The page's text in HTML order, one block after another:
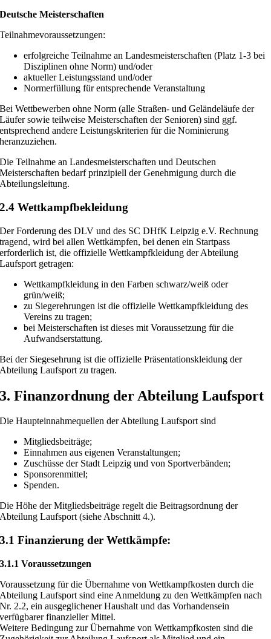
Deutsche Meisterschaften
Teilnahmevoraussetzungen:
erfolgreiche Teilnahme an Landesmeisterschaften (Platz 1-3 bei
Disziplinen ohne Norm) und/oder
aktueller Leistungsstand und/oder
Normerfüllung für entsprechende Veranstaltung
Bei Wettbewerben ohne Norm (alle Straßen- und Geländeläufe der
Läufer sowie teilweise Meisterschaften der Senioren) sind ggf.
entsprechend andere Leistungskriterien für die Nominierung
heranzuziehen.
Die Teilnahme an Landesmeisterschaften und Deutschen
Meisterschaften bedarf prinzipiell der Genehmigung durch die
Abteilungsleitung.
2.4 Wettkampfbekleidung
Der Forderung des DLV und des SC DHfK Leipzig e.V. Rechnung
tragend, wird bei allen Wettkämpfen, bei denen ein Startpass
erforderlich ist, die offizielle Wettkampfkleidung der Abteilung
Laufsport getragen:
Wettkampfkleidung in den Farben schwarz/weiß oder
grün/weiß;
zu Siegerehrungen ist die offizielle Wettkampfkleidung des
Vereins zu tragen;
bei Meisterschaften ist dieses mit Voraussetzung für die
Aufwandserstattung.
Bei der Siegesehrung ist die offizielle Präsentationskleidung der
Abteilung Laufsport zu tragen.
3. Finanzordnung der Abteilung Laufsport
Die Haupteinnahmequellen der Abteilung Laufsport sind
Mitgliedsbeiträge;
Einnahmen aus eigenen Veranstaltungen;
Zuschüsse der Stadt Leipzig und von Sportverbänden;
Sponsorenmittel;
Spenden.
Die Höhe der Mitgliedsbeiträge regelt die Beitragsordnung der
Abteilung Laufsport (siehe Abschnitt 4.).
3.1 Finanzierung der Wettkämpfe:
3.1.1 Voraussetzungen
Voraussetzung für die Übernahme von Wettkampfkosten durch die
Abteilung Laufsport sind eine Anmeldung zu den Wettkämpfen nach
Nr. 2.2, ein ausgeglichener Haushalt und das Vorhandensein
verfügbarer finanzieller Mittel.
Weitere Bedingung zur Übernahme von Wettkampfkosten sind die